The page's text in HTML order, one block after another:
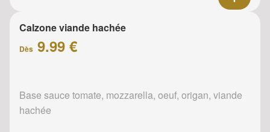
Calzone viande hachée
Dès 9.99 €
Base sauce tomate, mozzarella, oeuf, origan, viande
hachée